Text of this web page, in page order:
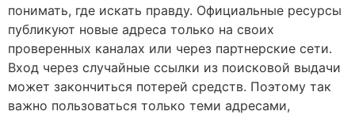
понимать, где искать правду. Официальные ресурсы
публикуют новые адреса только на своих
проверенных каналах или через партнерские сети.
Вход через случайные ссылки из поисковой выдачи
может закончиться потерей средств. Поэтому так
важно пользоваться только теми адресами,